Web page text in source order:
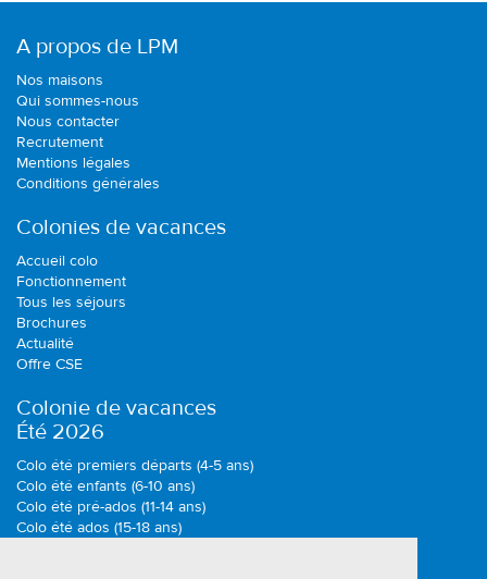
A propos de LPM
Nos maisons
Qui sommes-nous
Nous contacter
Recrutement
Mentions légales
Conditions générales
Colonies de vacances
Accueil colo
Fonctionnement
Tous les séjours
Brochures
Actualité
Offre CSE
Colonie de vacances
Été 2026
Colo été premiers départs (4-5 ans)
Colo été enfants (6-10 ans)
Colo été pré-ados (11-14 ans)
Colo été ados (15-18 ans)